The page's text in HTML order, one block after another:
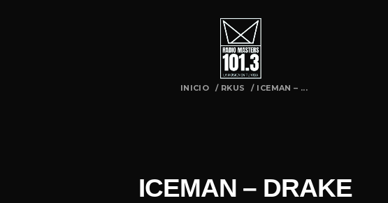
INICIO / RKUS / ICEMAN – ...
ICEMAN – DRAKE